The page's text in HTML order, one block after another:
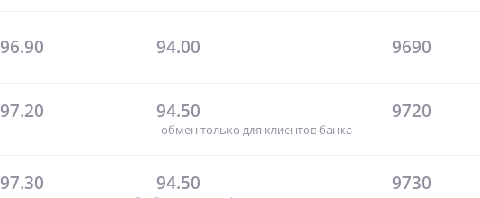
96.90 94.00 9690
97.20 94.50 9720
обмен только для клиентов банка
97.30 94.50 9730